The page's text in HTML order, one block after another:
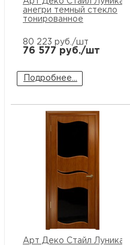
анегри темный стекло
тонированное
80 223 руб./шт
76 577 руб./шт
Подробнее...
Арт Деко Стайл Луника-6